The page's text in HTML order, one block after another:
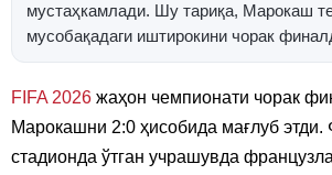
мустаҳкамлади. Шу тариқа, Марокаш
мусобақадаги иштирокини чорак
FIFA 2026 жаҳон чемпионати чорак
Марокашни 2:0 ҳисобида мағлуб этди.
стадионда ўтган учрашувда